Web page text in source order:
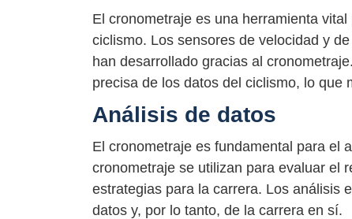
El cronometraje es una herramienta
ciclismo. Los sensores de velocidad y
han desarrollado gracias al
precisa de los datos del ciclismo, lo que
Análisis de datos
El cronometraje es fundamental para el
cronometraje se utilizan para evaluar el
estrategias para la carrera. Los análisis
datos y, por lo tanto, de la carrera en sí.